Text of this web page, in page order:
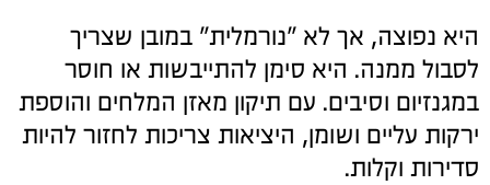
היא נפוצה, אך לא "נורמלית" במובן שצריך
לסבול ממנה. היא סימן להתייבשות או חוסר
במגנזיום וסיבים. עם תיקון מאזן המלחים והוספת
ירקות עליים ושומן, היציאות צריכות לחזור להיות
סדירות וקלות.